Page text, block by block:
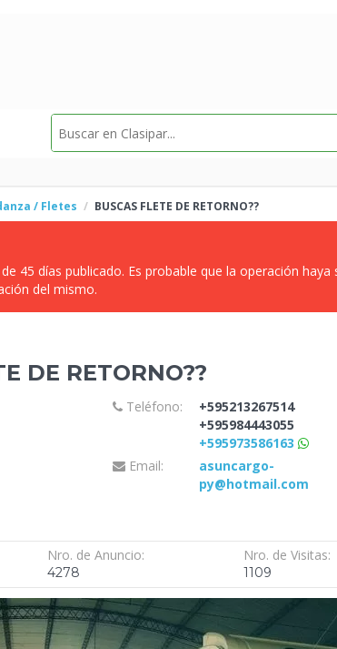
/ Fletes BUSCAS FLETE DE RETORNO??
45 días publicado. Es probable que la operación
del mismo.
DE RETORNO??
Teléfono:
+595213267514
+595984443055
+595973586163
Email:
asuncargo-
py@hotmail.com
Nro. de Anuncio:
4278
Nro. de Visitas:
1109